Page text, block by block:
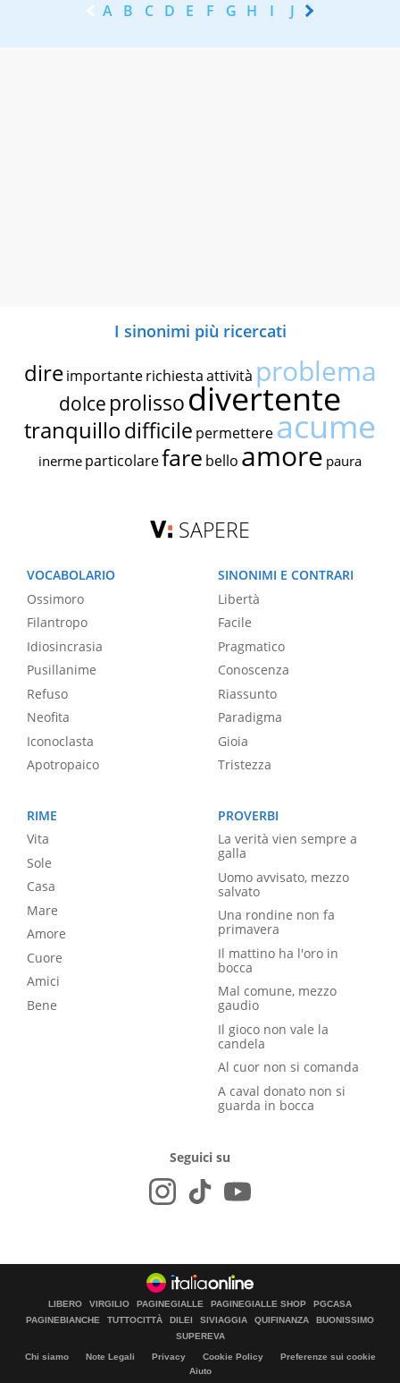
A B C D E F G H I J K
I sinonimi più ricercati
dire importante richiestaattività problema
dolce prolissodivertente
tranquillodifficile permettereacume
inerme particolarefare bello amore paura
SAPERE
VOCABOLARIO
Ossimoro
Filantropo
Idiosincrasia
Pusillanime
Refuso
Neofita
Iconoclasta
Apotropaico
SINONIMI E CONTRARI
Libertà
Facile
Pragmatico
Conoscenza
Riassunto
Paradigma
Gioia
Tristezza
RIME
Vita
Sole
Casa
Mare
Amore
Cuore
Amici
Bene
PROVERBI
La verità vien sempre a
galla
Uomo avvisato, mezzo
salvato
Una rondine non fa
primavera
Il mattino ha l'oro in
bocca
Mal comune, mezzo
gaudio
Il gioco non vale la
candela
Al cuor non si comanda
A caval donato non si
guarda in bocca
Seguici su
LIBERO VIRGILIO PAGINEGIALLE PAGINEGIALLE SHOP
PGCASA
PAGINEBIANCHE
TUTTOCITTÀ DILEI SIVIAGGIA QUIFINANZA
BUONISSIMO
SUPEREVA
Chi siamo Note Legali Privacy Cookie Policy
Preferenze sui cookie
Aiuto